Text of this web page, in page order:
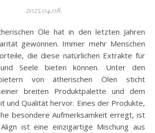
2025.04.08.
gewonnen. Immer mehr Menschen
die diese natürlichen Extrakte für
Seele bieten können. Unter den
von ätherischen Ölen sticht
breiten Produktpalette und dem
und Qualität hervor. Eines der Produkte,
besondere Aufmerksamkeit erregt, ist
Align ist eine einzigartige Mischung aus